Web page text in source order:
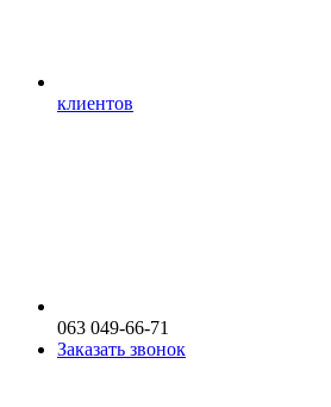
клиентов
063 049-66-71
Заказать звонок